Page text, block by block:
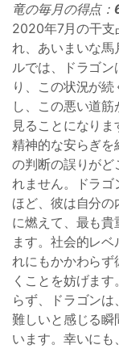
竜の毎月の得点：
2020年7月の干支
れ、あいまいな馬
ルでは、ドラゴ
り、この状況が
し、この悪い道
見ることになり
精神的な安らぎを
の判断の誤りがど
れません。ドラゴ
ほど、彼は自分の
に燃えて、最も貴
ます。社会的レ
れにもかかわら
くことを妨げま
らず、ドラゴン
難しいと感じる瞬
います。幸いにも